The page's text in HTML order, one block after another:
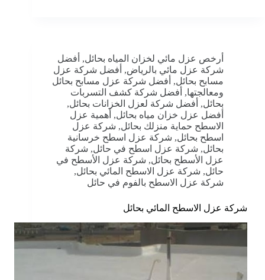
أرخص عزل مائي لخزان المياه بحائل, أفضل
شركة عزل مائي بالرياض, أفضل شركة عزل
مسابح بحائل, أفضل شركة عزل مسابح بحائل
ومعالجتها, أفضل شركة كشف التسربات
بحائل, أفضل شركة لعزل الخزانات بحائل,
أفضل عزل خزان مياه بحائل, أهمية عزل
الاسطح حماية منزلك بحائل, شركة عزل
اسطح بحائل, شركة عزل اسطح خرسانية
بحائل, شركة عزل اسطح في حائل, شركة
عزل الأسطح بحائل, شركة عزل الأسطح في
حائل, شركة عزل الاسطح المائي بحائل,
شركة عزل الاسطح بالفوم في حائل
شركة عزل الاسطح المائي بحائل